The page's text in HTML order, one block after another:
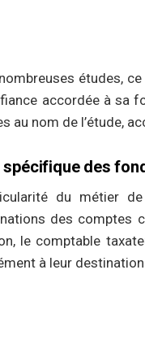
études,
accordée à sa
au nom de l’étude,
spécifique des
du métier
des comptes
le comptable
à leur destination